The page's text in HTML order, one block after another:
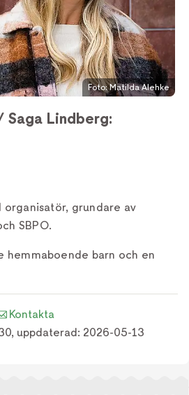
Foto: Matilda Alehke
Saga Lindberg:
grundare av
SBPO.
hemmaboende barn och en
Kontakta
, uppdaterad: 2026-05-13